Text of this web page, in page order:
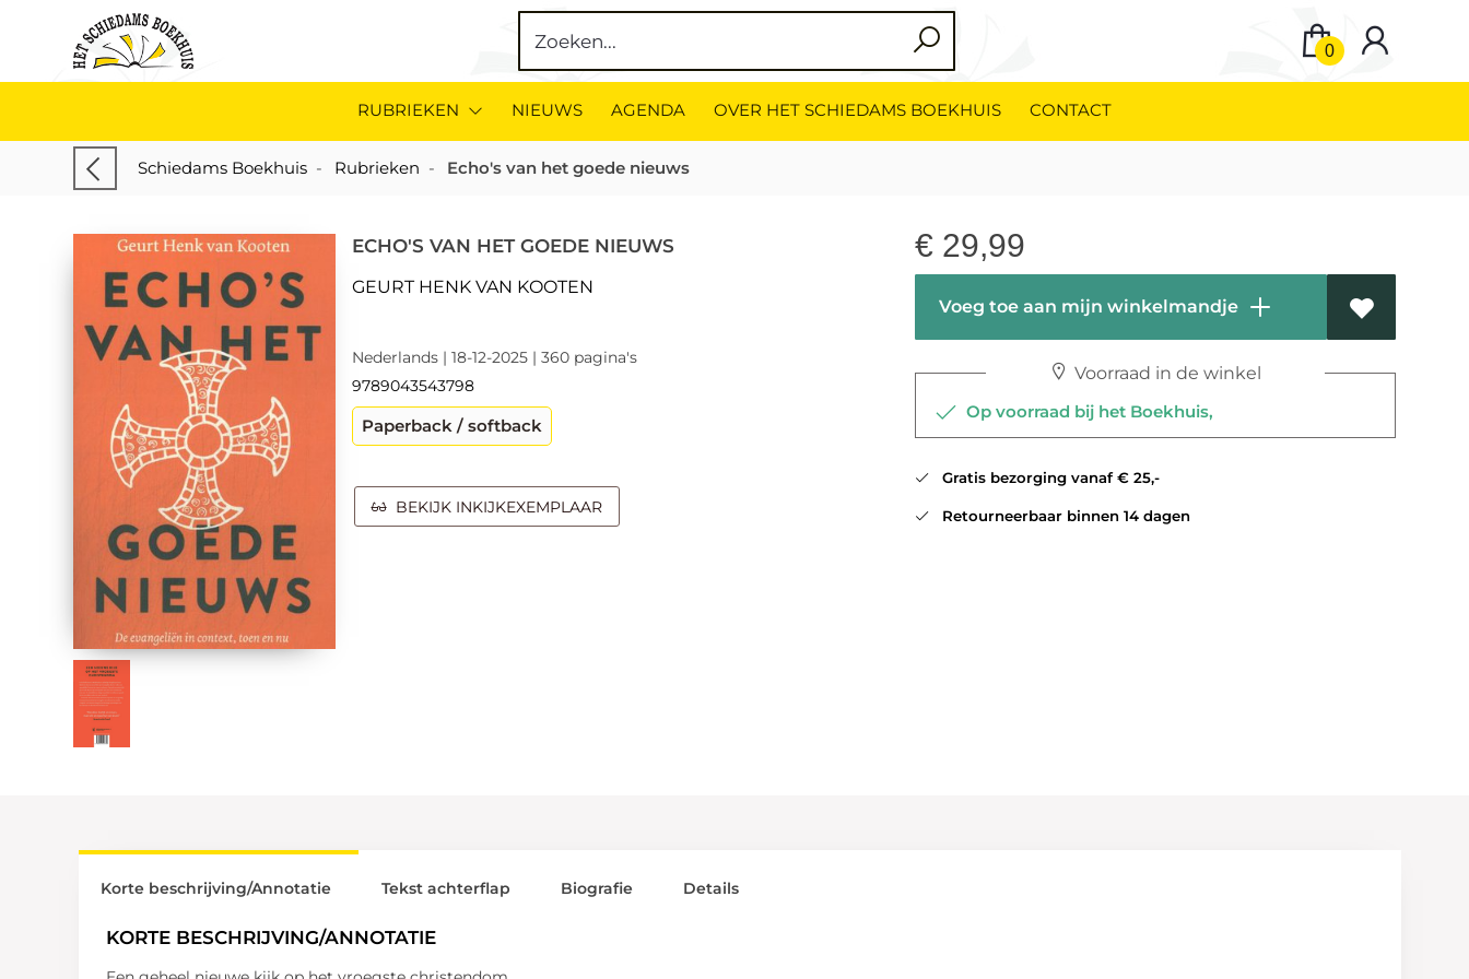
0
RUBRIEKEN NIEUWS AGENDA OVER HET SCHIEDAMS BOEKHUIS CONTACT
Schiedams Boekhuis - Rubrieken - Echo's van het goede nieuws
ECHO'S VAN HET GOEDE NIEUWS
GEURT HENK VAN KOOTEN
Nederlands | 18-12-2025 | 360 pagina's
9789043543798
Paperback / softback
BEKIJK INKIJKEXEMPLAAR
€ 29,99
Voeg toe aan mijn winkelmandje
Voorraad in de winkel
Op voorraad bij het Boekhuis,
Gratis bezorging vanaf € 25,-
Retourneerbaar binnen 14 dagen
Korte beschrijving/Annotatie
KORTE BESCHRIJVING/ANNOTATIE
Tekst achterflap Biografie Details